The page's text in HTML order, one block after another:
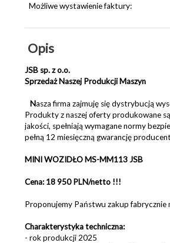
Możliwe wystawienie faktury:
Opis
JSB sp. z o.o.
Sprzedaż Naszej Produkcji Maszyn
Nasza firma zajmuję się dystrybucją
Produkty z naszej oferty produkowane
jakości, spełniają wymagane normy
pełną 12 miesięczną gwarancję
MINI WOZIDŁO MS-MM113 JSB
Cena: 18 950 PLN/netto !!!
Proponujemy Państwu zakup fabrycznie
Charakterystyka techniczna:
- rok produkcji 2025